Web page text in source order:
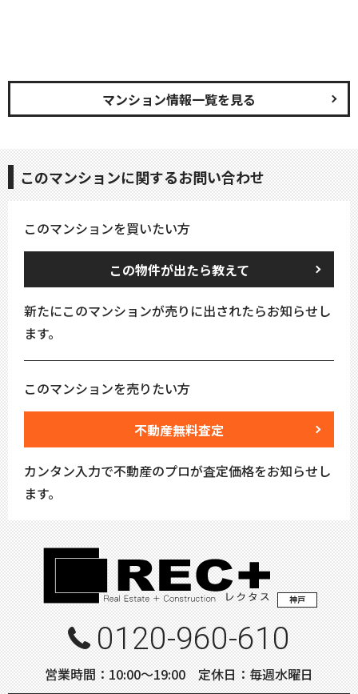
マンション情報一覧を見る
このマンションに関するお問い合わせ
このマンションを買いたい方
この物件が出たら教えて
新たにこのマンションが売りに出されたらお知らせし
ます。
このマンションを売りたい方
不動産無料査定
カンタン入力で不動産のプロが査定価格をお知らせし
ます。
神戸
0120-960-610
営業時間：10:00〜19:00 定休日：毎週水曜日